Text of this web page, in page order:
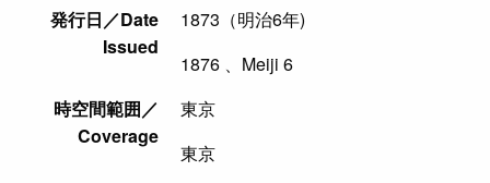
発行日／Date
Issued
1873（明治6年)
1876 、Meiji 6
時空間範囲／
Coverage
東京
東京